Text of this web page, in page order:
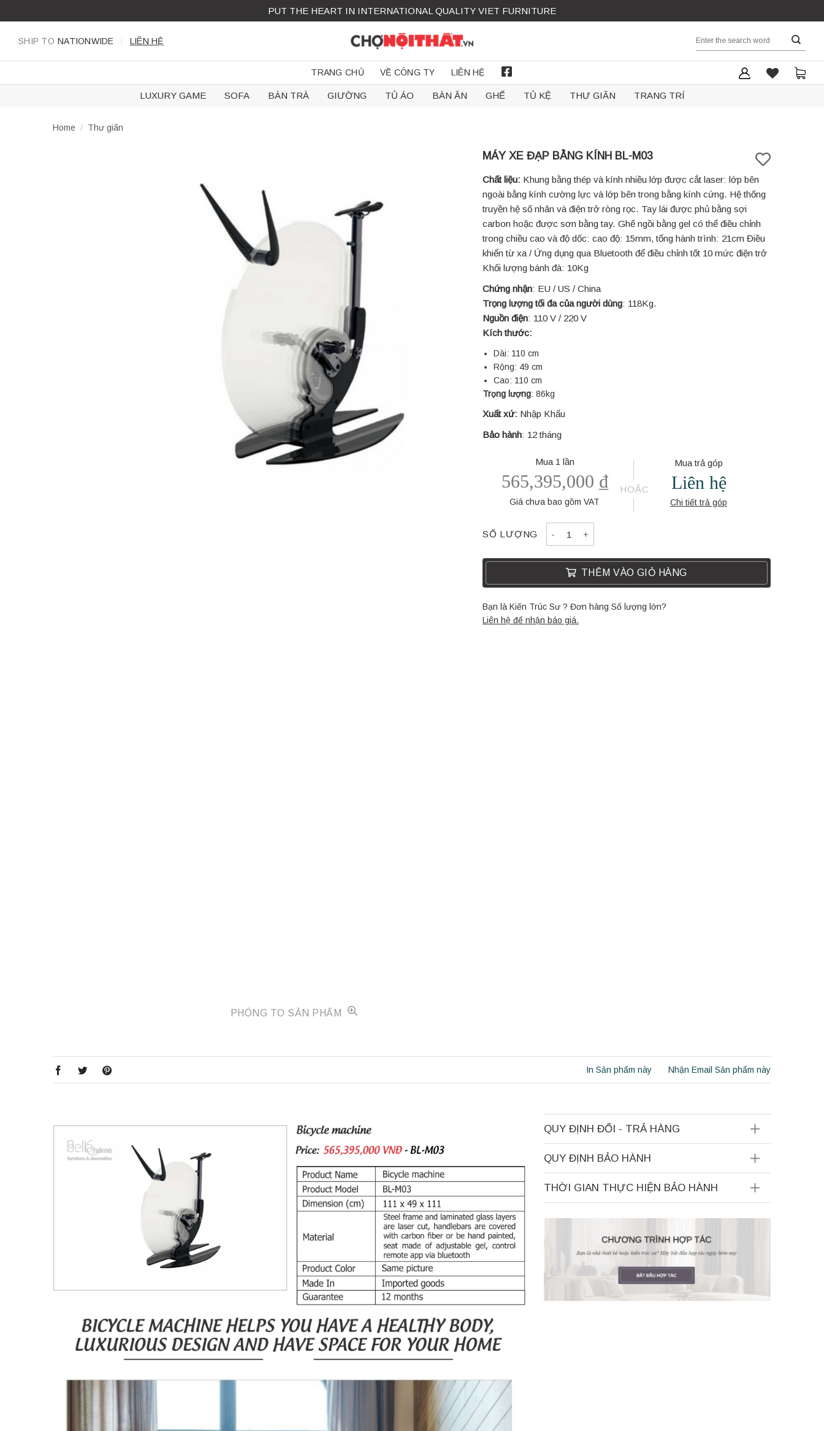
to
content
PUT THE HEART IN INTERNATIONAL QUALITY VIET FURNITURE
SHIP TO NATIONWIDE LIÊN HỆ
Search
TRANG CHỦ VỀ CÔNG TY
LIÊN HỆ
FACEBOOK
LUXURY GAME SOFA BÀN TRÀ GIƯỜNG TỦ ÁO BÀN ĂN GHẾ TỦ KỆ THƯ GIÃN TRANG TRÍ
Home / Thư giãn
PHÓNG TO SẢN PHẨM
MÁY XE ĐẠP BẰNG KÍNH BL-M03
Chất liệu: Khung bằng thép và kính nhiều lớp được cắt laser: lớp bên
ngoài bằng kính cường lực và lớp bên trong bằng kính cứng. Hệ thống
truyền hệ số nhân và điện trở ròng rọc. Tay lái được phủ bằng sợi
carbon hoặc được sơn bằng tay. Ghế ngồi bằng gel có thể điều chỉnh
trong chiều cao và độ dốc: cao độ: 15mm, tổng hành trình: 21cm Điều
khiển từ xa / Ứng dụng qua Bluetooth để điều chỉnh tốt 10 mức điện trở
Khối lượng bánh đà: 10Kg
Chứng nhận: EU / US / China
Trọng lượng tối đa của người dùng: 118Kg.
Nguồn điện: 110 V / 220 V
Kích thước:
Dài: 110 cm
Rộng: 49 cm
Cao: 110 cm
Trọng lượng: 86kg
Xuất xứ: Nhập Khẩu
Bảo hành: 12 tháng
Mua 1 lần
565,395,000 ₫
Giá chưa bao gồm VAT
HOẶC
Mua trả góp
Liên hệ
Chi tiết trả góp
SỐ LƯỢNG
THÊM VÀO GIỎ HÀNG
Bạn là Kiến Trúc Sư ? Đơn hàng Số lượng lớn?
Liên hệ để nhận báo giá.
In Sản phẩm này Nhận Email Sản phẩm này
QUY ĐỊNH ĐỔI - TRẢ HÀNG
QUY ĐỊNH BẢO HÀNH
THỜI GIAN THỰC HIỆN BẢO HÀNH